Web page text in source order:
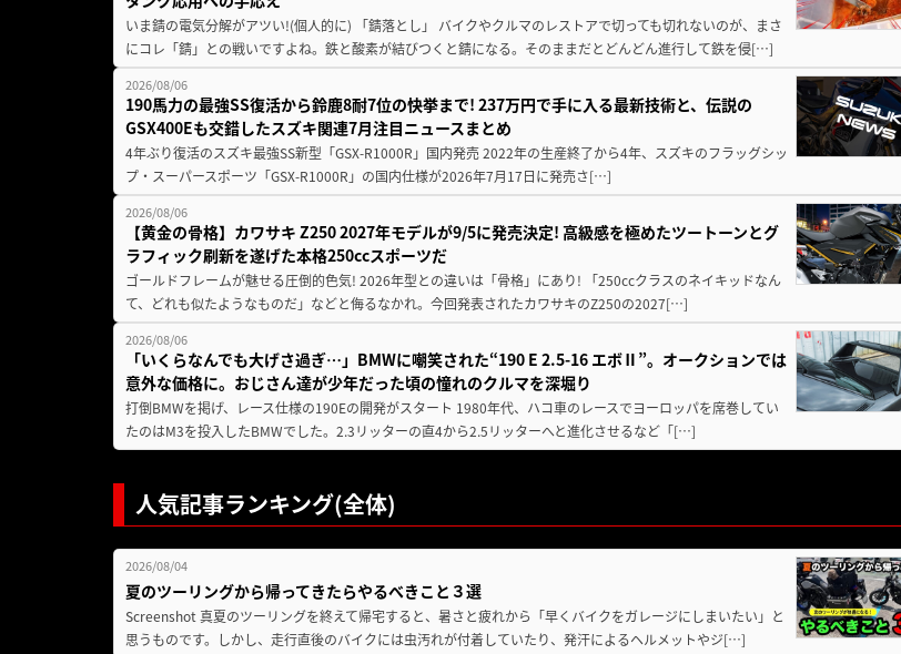
いま錆の電気分解がアツい!(個人的に) 「錆落とし」 バイクやクルマのレストアで切っても切れないのが、まさ
にコレ「錆」との戦いですよね。鉄と酸素が結びつくと錆になる。そのままだとどんどん進行して鉄を侵[…]
2026/08/06
190馬力の最強SS復活から鈴鹿8耐7位の快挙まで! 237万円で手に入る最新技術と、伝説の
GSX400Eも交錯したスズキ関連7月注目ニュースまとめ
4年ぶり復活のスズキ最強SS新型「GSX-R1000R」国内発売 2022年の生産終了から4年、スズキのフラッグシッ
プ・スーパースポーツ「GSX-R1000R」の国内仕様が2026年7月17日に発売さ[…]
2026/08/06
【黄金の骨格】カワサキ Z250 2027年モデルが9/5に発売決定! 高級感を極めたツートーンとグ
ラフィック刷新を遂げた本格250ccスポーツだ
ゴールドフレームが魅せる圧倒的色気! 2026年型との違いは「骨格」にあり! 「250ccクラスのネイキッドなん
て、どれも似たようなものだ」などと侮るなかれ。今回発表されたカワサキのZ250の2027[…]
2026/08/06
「いくらなんでも大げさ過ぎ…」BMWに嘲笑された“190 E 2.5-16 エボⅡ”。オークションでは
意外な価格に。おじさん達が少年だった頃の憧れのクルマを深堀り
打倒BMWを掲げ、レース仕様の190Eの開発がスタート 1980年代、ハコ車のレースでヨーロッパを席巻してい
たのはM3を投入したBMWでした。2.3リッターの直4から2.5リッターへと進化させるなど「[…]
人気記事ランキング(全体)
2026/08/04
夏のツーリングから帰ってきたらやるべきこと３選
Screenshot 真夏のツーリングを終えて帰宅すると、暑さと疲れから「早くバイクをガレージにしまいたい」と
思うものです。しかし、走行直後のバイクには虫汚れが付着していたり、発汗によるヘルメットやジ[…]